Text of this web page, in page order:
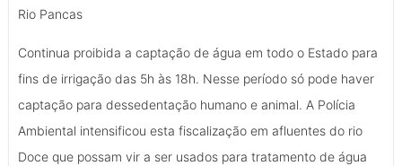
Rio Pancas
Continua proibida a captação de água em todo o Estado para
fins de irrigação das 5h às 18h. Nesse período só pode haver
captação para dessedentação humano e animal. A Polícia
Ambiental intensificou esta fiscalização em afluentes do rio
Doce que possam vir a ser usados para tratamento de água